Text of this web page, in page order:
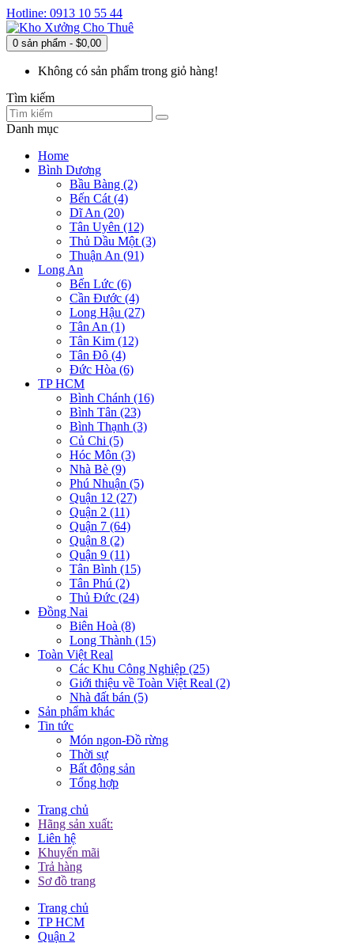
Hotline: 0913 10 55 44
0 sản phẩm - $0,00
Không có sản phẩm trong giỏ hàng!
Tìm kiếm
Danh mục
Home
Bình Dương
Bầu Bàng (2)
Bến Cát (4)
Dĩ An (20)
Tân Uyên (12)
Thủ Dầu Một (3)
Thuận An (91)
Long An
Bến Lức (6)
Cần Đước (4)
Long Hậu (27)
Tân An (1)
Tân Kim (12)
Tân Đô (4)
Đức Hòa (6)
TP HCM
Bình Chánh (16)
Bình Tân (23)
Bình Thạnh (3)
Củ Chi (5)
Hóc Môn (3)
Nhà Bè (9)
Phú Nhuận (5)
Quận 12 (27)
Quận 2 (11)
Quận 7 (64)
Quận 8 (2)
Quận 9 (11)
Tân Bình (15)
Tân Phú (2)
Thủ Đức (24)
Đồng Nai
Biên Hoà (8)
Long Thành (15)
Toàn Việt Real
Các Khu Công Nghiệp (25)
Giới thiệu về Toàn Việt Real (2)
Nhà đất bán (5)
Sản phẩm khác
Tin tức
Món ngon-Đồ rừng
Thời sự
Bất động sản
Tổng hợp
Trang chủ
Hãng sản xuất:
Liên hệ
Khuyến mãi
Trả hàng
Sơ đồ trang
Trang chủ
TP HCM
Quận 2